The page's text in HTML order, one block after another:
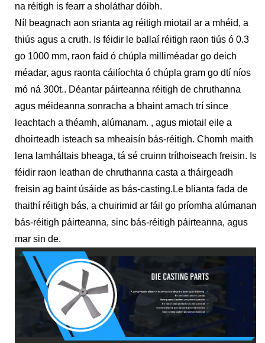
na réitigh is fearr a sholáthar dóibh.
Níl beagnach aon srianta ag réitigh miotail ar a mhéid, a
thiús agus a cruth. Is féidir le ballaí réitigh raon tiús ó 0.3
go 1000 mm, raon faid ó chúpla milliméadar go deich
méadar, agus raonta cáilíochta ó chúpla gram go dtí níos
mó ná 300t.. Déantar páirteanna réitigh de chruthanna
agus méideanna sonracha a bhaint amach trí since
leachtach a théamh, alúmanam. , agus miotail eile a
dhoirteadh isteach sa mheaisín bás-réitigh. Chomh maith
lena lamháltais bheaga, tá sé cruinn tríthoiseach freisin. Is
féidir raon leathan de chruthanna casta a tháirgeadh
freisin ag baint úsáide as bás-casting.Le blianta fada de
thaithí réitigh bás, a chuirimid ar fáil go príomha alúmanam
bás-réitigh páirteanna, sinc bás-réitigh páirteanna, agus
mar sin de.